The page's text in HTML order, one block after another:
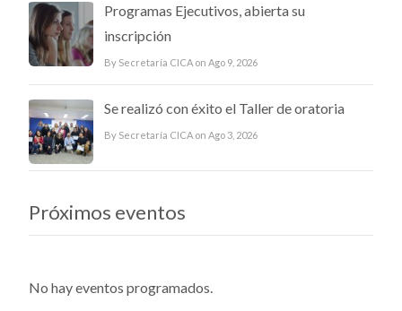
Programas Ejecutivos, abierta su
inscripción
By Secretaría CICA on Ago 9, 2026
Se realizó con éxito el Taller de oratoria
By Secretaría CICA on Ago 3, 2026
Próximos eventos
No hay eventos programados.